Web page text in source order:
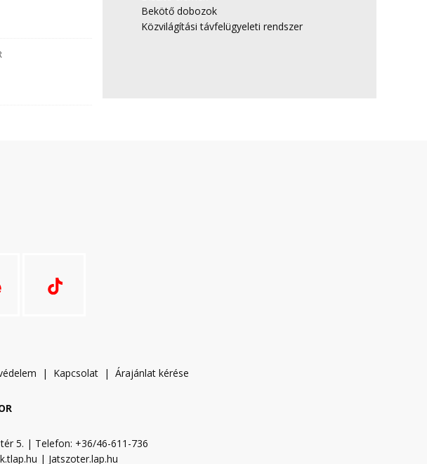
Bekötő dobozok
Közvilágítási távfelügyeleti rendszer
| Kapcsolat | Árajánlat kérése
5. | Telefon: +36/46-611-736
| Jatszoter.lap.hu